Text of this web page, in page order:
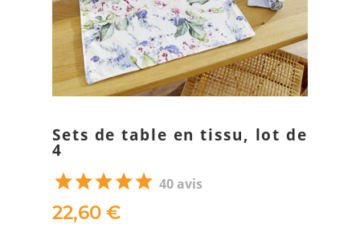
Sets de table en tissu, lot de
4
40 avis
22,60 €